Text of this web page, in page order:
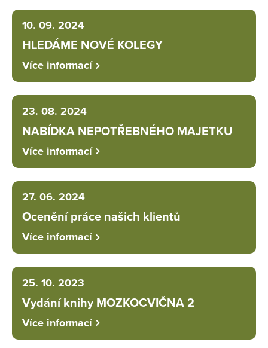
10. 09. 2024
HLEDÁME NOVÉ KOLEGY
Více informací
23. 08. 2024
NABÍDKA NEPOTŘEBNÉHO MAJETKU
Více informací
27. 06. 2024
Ocenění práce našich klientů
Více informací
25. 10. 2023
Vydání knihy MOZKOCVIČNA 2
Více informací